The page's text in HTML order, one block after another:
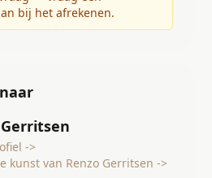
bij het afrekenen.
->
kunst van Renzo Gerritsen ->